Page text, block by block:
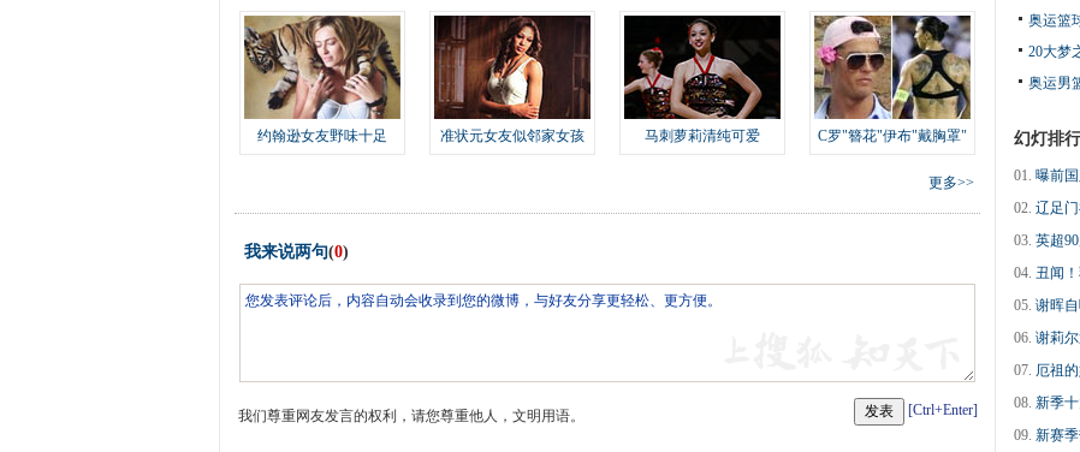
约翰逊女友野味十足 准状元女友似邻家女孩 马刺萝莉清纯可爱 C罗"簪花"伊布"戴胸罩"
更多>>
我来说两句(0)
我们尊重网友发言的权利，请您尊重他人，文明用语。 [Ctrl+Enter]
奥运篮
20大梦
奥运男
幻灯排行
01. 曝前
02. 辽足
03. 英超
04. 丑闻
05. 谢晖
06. 谢莉
07. 厄祖
08. 新季
09. 新赛